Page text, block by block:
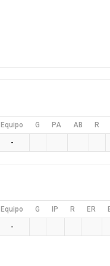
Equipo G PA AB R
-
Equipo G IP R ER
-